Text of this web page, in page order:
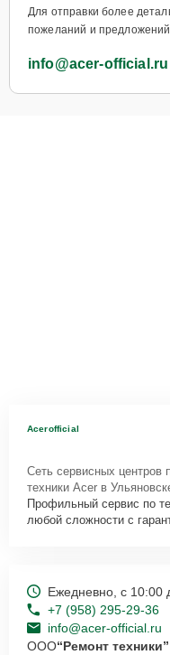
Для отправки более
пожеланий и предложений
info@acer-official.ru
Acerofficial
Сеть сервисных центров
техники Acer в
Профильный сервис по
любой сложности с
Ежедневно, с 10:00
+7 (958) 295-29-36
info@acer-official.ru
ООО“Ремонт техники”